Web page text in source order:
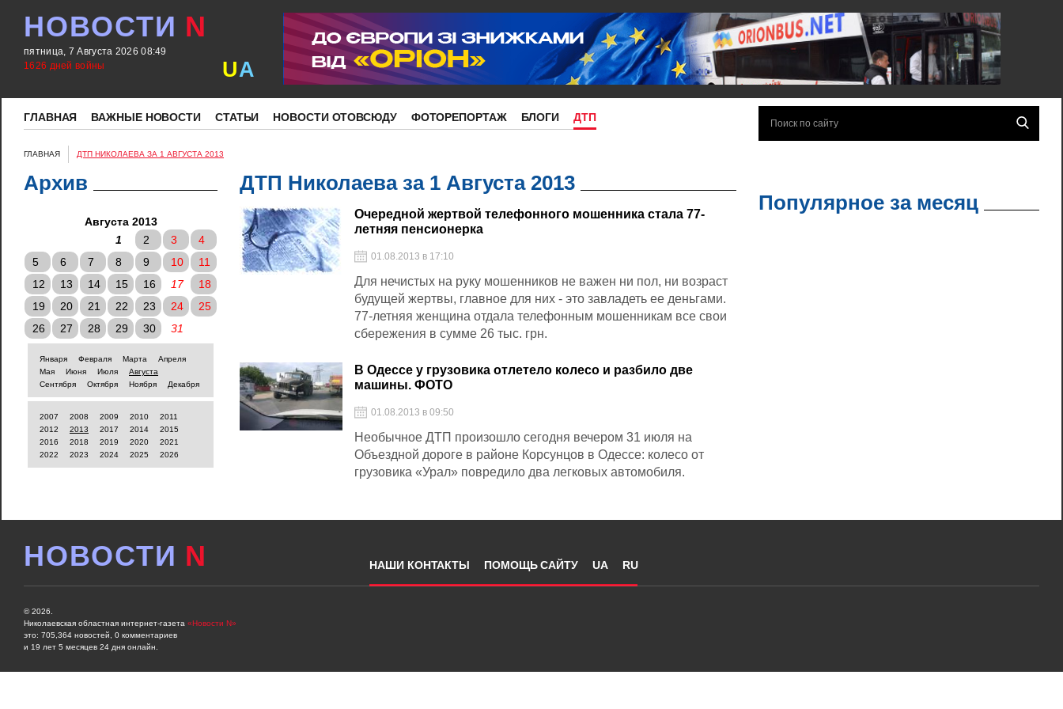
НОВОСТИ N
пятница, 7 Августа 2026 08:49
1626 дней войны
UA
ГЛАВНАЯ ВАЖНЫЕ НОВОСТИ СТАТЬИ НОВОСТИ ОТОВСЮДУ ФОТОРЕПОРТАЖ БЛОГИ ДТП
ГЛАВНАЯ ДТП НИКОЛАЕВА ЗА 1 АВГУСТА 2013
Архив
Августа 2013
1
2 3
4
5
6 7 8 9 10
11
12
13 14 15 16 17
18
19
20 21 22 23 24
25
26
27 28 29 30 31
Января Февраля Марта
Апреля
Мая
Июня Июля
Августа
Сентября
Октября Ноября Декабря
2007 2008 2009 2010
2011
2012
2013 2017 2014
2015
2016
2018 2019 2020
2021
2022
2023 2024 2025 2026
ДТП Николаева за 1 Августа 2013
Очередной жертвой телефонного мошенника стала 77-
летняя пенсионерка
01.08.2013 в 17:10
Для нечистых на руку мошенников не важен ни пол, ни возраст
будущей жертвы, главное для них - это завладеть ее деньгами.
77-летняя женщина отдала телефонным мошенникам все свои
сбережения в сумме 26 тыс. грн.
В Одессе у грузовика отлетело колесо и разбило две
машины. ФОТО
01.08.2013 в 09:50
Необычное ДТП произошло сегодня вечером 31 июля на
Объездной дороге в районе Корсунцов в Одессе: колесо от
грузовика «Урал» повредило два легковых автомобиля.
Популярное за месяц
НОВОСТИ N НАШИ КОНТАКТЫ ПОМОЩЬ САЙТУ UA RU
© 2026.
Николаевская областная интернет-газета «Новости N»
это: 705,364 новостей, 0 комментариев
и 19 лет 5 месяцев 24 дня онлайн.